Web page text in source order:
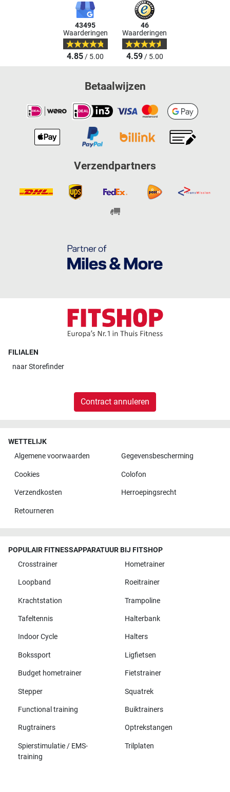
43495
Waarderingen
4.85/ 5.00
46
Waarderingen
4.59/ 5.00
Betaalwijzen
Verzendpartners
FILIALEN
naarStorefinder
Contract annuleren
WETTELIJK
Algemene voorwaarden
Gegevensbescherming
Cookies Colofon
Verzendkosten Herroepingsrecht
Retourneren
POPULAIR FITNESSAPPARATUUR BIJ FITSHOP
Crosstrainer
Hometrainer
Loopband Roeitrainer
Krachtstation Trampoline
Tafeltennis Halterbank
Indoor Cycle Halters
Bokssport Ligfietsen
Budget hometrainer Fietstrainer
Stepper Squatrek
Functional training Buiktrainers
Rugtrainers Optrekstangen
Spierstimulatie / EMS-
training
Trilplaten